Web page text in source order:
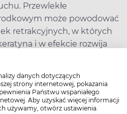
danych dotyczących
strony internetowej, pokazania
Państwu wspaniałego
Aby uzyskać więcej informacji
używamy, otwórz ustawienia.
Przewlekłe
może powodować
retrakcyjnych, w których
i w efekcie rozwija
dająca powikłania
Ryzyko
na 0,5 proc. przypadków,
to m.in. perforacje błony